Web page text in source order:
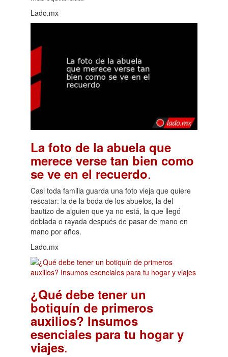
Lado.mx
La foto de la abuela que
merece verse tan bien como
se ve en el recuerdo.
Casi toda familia guarda una foto vieja que quiere
rescatar: la de la boda de los abuelos, la del
bautizo de alguien que ya no está, la que llegó
doblada o rayada después de pasar de mano en
mano por años.
Lado.mx
¿Qué debe tener un
botiquín de primeros
auxilios? Insumos
esenciales para tu hogar y
viajes.